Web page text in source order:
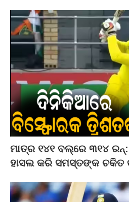
ମାତ୍ର ୧୪୧ ବଲ୍‌ରେ ୩୧୪
ହାସଲ କରି ସମସ୍ତଙ୍କ ଚକିତ